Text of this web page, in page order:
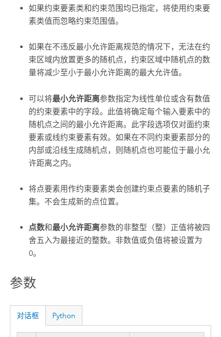
如果约束要素类和约束范围均已指定，将使用约束要
素类值而忽略约束范围值。
如果在不违反最小允许距离规范的情况下，无法在约
束区域内放置更多的随机点，约束区域中随机点的数
量将减少至小于最小允许距离的最大允许值。
可以将最小允许距离参数指定为线性单位或含有数值
的约束要素中的字段。此值将确定每个输入要素中的
随机点之间的最小允许距离。此字段选项仅对面约束
要素或线约束要素有效。如果在不同约束要素部分的
内部或沿线生成随机点，则随机点也可能位于最小允
许距离之内。
将点要素用作约束要素类会创建约束点要素的随机子
集。不会生成新的点位置。
点数和最小允许距离参数的非整型（整）正值将被四
舍五入为最接近的整数。非数值或负值将被设置为
0。
参数
对话框 Python